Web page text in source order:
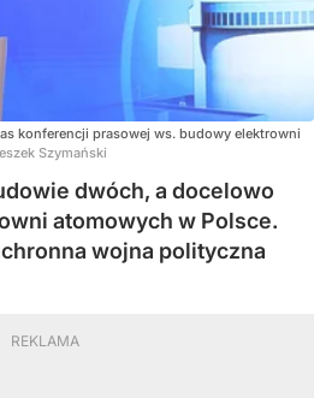
konferencji prasowej ws. budowy elektrowni
Szymański
dwóch, a docelowo
atomowych w Polsce.
wojna polityczna